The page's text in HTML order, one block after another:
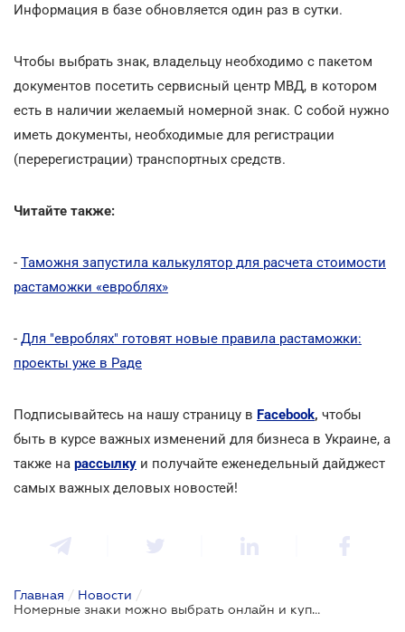
Информация в базе обновляется один раз в сутки.
Чтобы выбрать знак, владельцу необходимо с пакетом
документов посетить сервисный центр МВД, в котором
есть в наличии желаемый номерной знак. С собой нужно
иметь документы, необходимые для регистрации
(перерегистрации) транспортных средств.
Читайте также:
- Таможня запустила калькулятор для расчета стоимости
растаможки «евроблях»
- Для "евроблях" готовят новые правила растаможки:
проекты уже в Раде
Подписывайтесь на нашу страницу в Facebook, чтобы
быть в курсе важных изменений для бизнеса в Украине, а
также на рассылку и получайте еженедельный дайджест
самых важных деловых новостей!
Главная / Новости /
Номерные знаки можно выбрать онлайн и купить в сервисном центре МВД